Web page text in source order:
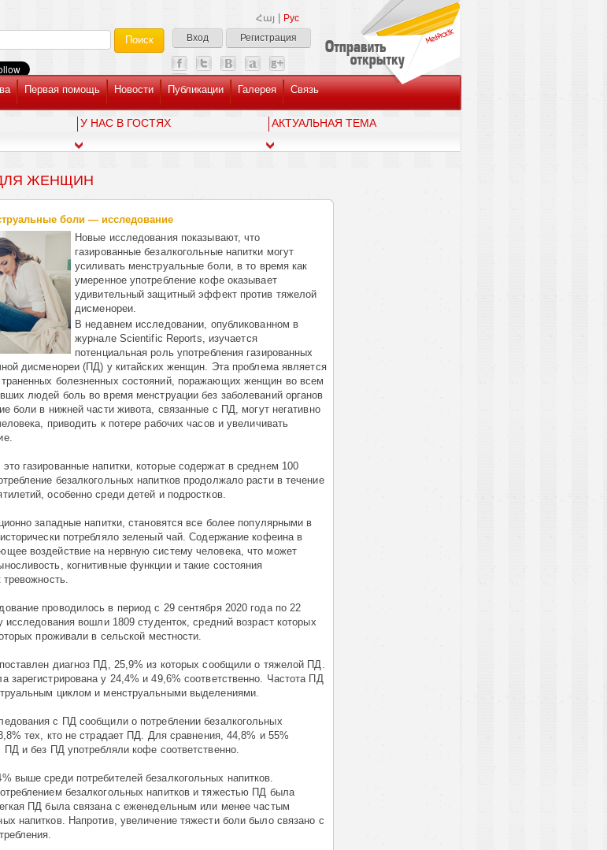
Հայ
Рус
Вход
Регистрация
Первая помощь Новости Публикации Галерея Связь
У НАС В ГОСТЯХ AКТУАЛЬНАЯ ТЕМА
ЖЕНЩИН
боли — исследование
Новые исследования показывают, что
газированные безалкогольные напитки могут
усиливать менструальные боли, в то время как
умеренное употребление кофе оказывает
удивительный защитный эффект против тяжелой
дисменореи.
В недавнем исследовании, опубликованном в
журнале Scientific Reports, изучается
потенциальная роль употребления газированных
дисменореи (ПД) у китайских женщин. Эта проблема является
болезненных состояний, поражающих женщин во всем
людей боль во время менструации без заболеваний органов
боли в нижней части живота, связанные с ПД, могут негативно
приводить к потере рабочих часов и увеличивать
газированные напитки, которые содержат в среднем 100
безалкогольных напитков продолжало расти в течение
особенно среди детей и подростков.
западные напитки, становятся все более популярными в
потребляло зеленый чай. Содержание кофеина в
воздействие на нервную систему человека, что может
когнитивные функции и такие состояния
тревожность.
проводилось в период с 29 сентября 2020 года по 22
исследования вошли 1809 студенток, средний возраст которых
проживали в сельской местности.
диагноз ПД, 25,9% из которых сообщили о тяжелой ПД.
зарегистрирована у 24,4% и 49,6% соответственно. Частота ПД
циклом и менструальными выделениями.
с ПД сообщили о потреблении безалкогольных
тех, кто не страдает ПД. Для сравнения, 44,8% и 55%
ПД и без ПД употребляли кофе соответственно.
выше среди потребителей безалкогольных напитков.
безалкогольных напитков и тяжестью ПД была
ПД была связана с еженедельным или менее частым
напитков. Напротив, увеличение тяжести боли было связано с